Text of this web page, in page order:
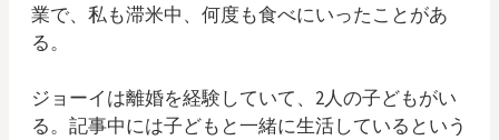
業で、私も滞米中、何度も食べにいったことがあ
る。
ジョーイは離婚を経験していて、2人の子どもがい
る。記事中には子どもと一緒に生活しているという